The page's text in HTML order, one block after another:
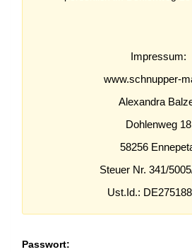
Impressum:
www.schnupper-
Alexandra
Dohlenweg 18
58256
Steuer Nr. 341/
Ust.Id.:
Passwort: